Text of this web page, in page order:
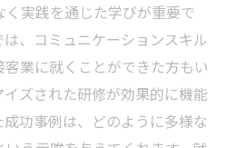
実践を通じた学びが重要で
、コミュニケーションスキル
業に就くことができた方もい
ズされた研修が効果的に機能
功事例は、どのように多様な